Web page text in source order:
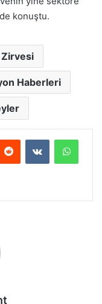
konuştu.
Zirvesi
Haberleri
Reddit VKontakte